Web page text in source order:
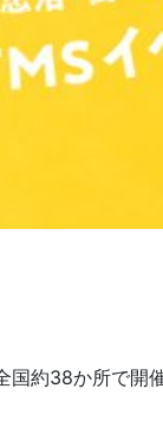
国約38か所で開